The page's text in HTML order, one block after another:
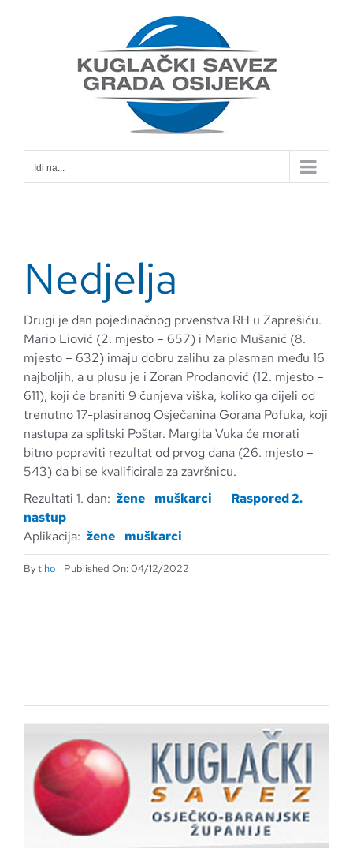
Idi na...
Nedjelja
Drugi je dan pojedinačnog prvenstva RH u Zaprešiću.
Mario Liović (2. mjesto – 657) i Mario Mušanić (8.
mjesto – 632) imaju dobru zalihu za plasman među 16
najboljih, a u plusu je i Zoran Prodanović (12. mjesto –
611), koji će braniti 9 čunjeva viška, koliko ga dijeli od
trenutno 17-plasiranog Osječanina Gorana Pofuka, koji
nastupa za splitski Poštar. Margita Vuka će morati
bitno popraviti rezultat od prvog dana (26. mjesto –
543) da bi se kvalificirala za završnicu.
Rezultati 1. dan: žene muškarci
Raspored 2.
nastup
Aplikacija: žene muškarci
Bytiho Published On: 04/12/2022